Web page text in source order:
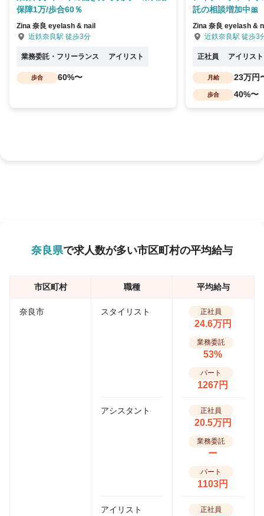
保障1万/歩合60％
Zina 奈良 eyelash & nail
近鉄奈良駅 徒歩3分
業務委託・フリーランス アイリスト
歩合 60%〜
託の相談増加中🎀
Zina 奈良 eyelash &
近鉄奈良駅 徒歩3
正社員 アイリスト
月給 23万円
歩合 40%〜
奈良県で求人数が多い市区町村の平均給与
市区町村 職種 平均給与
奈良市 スタイリスト 正社員
24.6万円
業務委託
53%
パート
1267円
アシスタント 正社員
20.5万円
業務委託
ー
パート
1103円
アイリスト 正社員